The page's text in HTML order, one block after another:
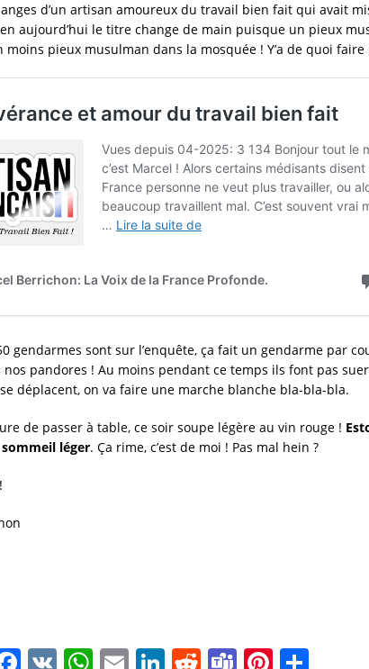
d’un artisan amoureux du travail bien fait qui avait
aujourd’hui le titre change de main puisque un pieux
moins pieux musulman dans la mosquée ! Y’a de quoi faire
gendarmes sont sur l’enquête, ça fait un gendarme par
nos pandores ! Au moins pendant ce temps ils font pas
déplacent, on va faire une marche blanche bla-bla-bla.
de passer à table, ce soir soupe légère au vin rouge !
léger. Ça rime, c’est de moi ! Pas mal hein ?